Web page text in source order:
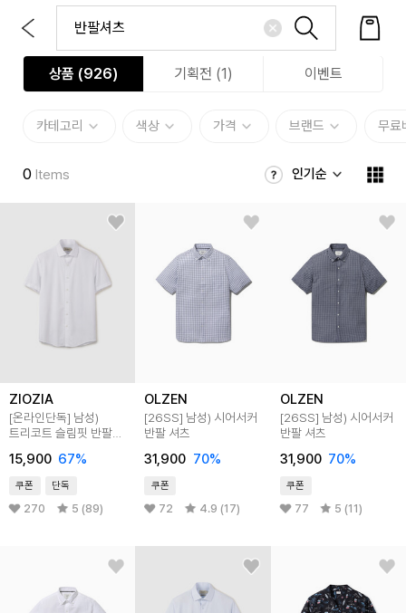
상품 (926) 기획전 (1) 이벤트
카테고리 색상 가격 브랜드 무료
0 Items 인기순
ZIOZIA
[온라인단독] 남성)
트리코트 슬림핏 반팔
15,900 67%
쿠폰 단독
270 5 (89)
OLZEN
[26SS] 남성) 시어서커
반팔 셔츠
31,900 70%
쿠폰
72 4.9 (17)
OLZEN
[26SS] 남성) 시어서커
반팔 셔츠
31,900 70%
쿠폰
77 5 (11)